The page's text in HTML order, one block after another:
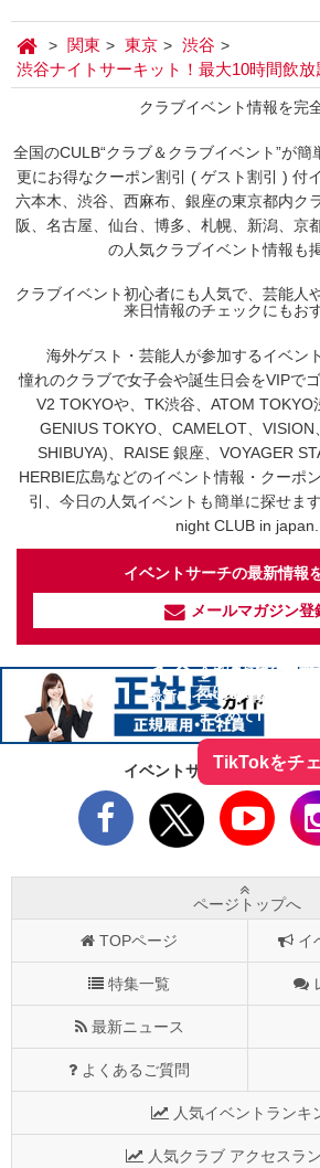
関東 東京
渋谷
渋谷ナイトサーキット！最大10時間飲放
クラブイベント情報を完
全国のCULB“クラブ＆クラブイベント”が簡
更にお得なクーポン割引 ( ゲスト割引 ) 付
六本木、渋谷、西麻布、銀座の東京都内ク
阪、名古屋、仙台、博多、札幌、新潟、京
の人気クラブイベント情報も
クラブイベント初心者にも人気で、芸能人
来日情報のチェックにもお
海外ゲスト・芸能人が参加するイベン
憧れのクラブで女子会や誕生日会をVIPで
V2 TOKYOや、TK渋谷、ATOM TOKYO
GENIUS TOKYO、CAMELOT、
SHIBUYA)、RAISE 銀座、VOYAGER
HERBIE広島などのイベント情報・クーポ
引、今日の人気イベントも簡単に探せま
night CLUB in japan.
イベントサーチの最新情報
メールマガジン登
イベントサー
最新のイベント情報やお
人気のお店を動画
気になる今話題の
まとめてTikTokで
TikTokをチ
イベントサーチをフォロー
ページトップへ
TOPページ イ
特集一覧
最新ニュース
よくあるご質問
人気イベントランキ
人気クラブ アクセスラ